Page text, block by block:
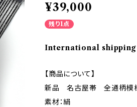
¥39,000
残り1点
International
【商品について】
新品 名古屋帯 全通柄模
素材：絹